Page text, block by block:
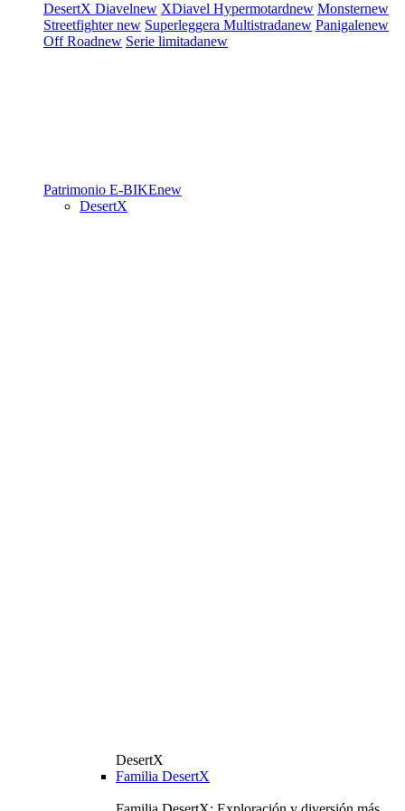
DesertX Diavelnew XDiavel Hypermotardnew Monsternew
Streetfighternew Superleggera Multistradanew Panigalenew
Off Roadnew Serie limitadanew
Patrimonio E-BIKEnew
DesertX
DesertX
Familia DesertX